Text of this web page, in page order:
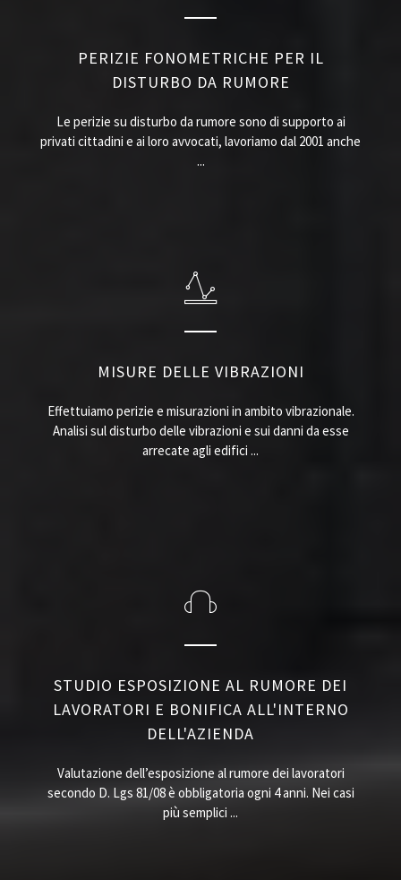
PERIZIE FONOMETRICHE PER IL
DISTURBO DA RUMORE
Le perizie su disturbo da rumore sono di supporto ai
privati cittadini e ai loro avvocati, lavoriamo dal 2001 anche
...
MISURE DELLE VIBRAZIONI
Effettuiamo perizie e misurazioni in ambito vibrazionale.
Analisi sul disturbo delle vibrazioni e sui danni da esse
arrecate agli edifici ...
STUDIO ESPOSIZIONE AL RUMORE DEI
LAVORATORI E BONIFICA ALL'INTERNO
DELL'AZIENDA
Valutazione dell’esposizione al rumore dei lavoratori
secondo D. Lgs 81/08 è obbligatoria ogni 4 anni. Nei casi
più semplici ...